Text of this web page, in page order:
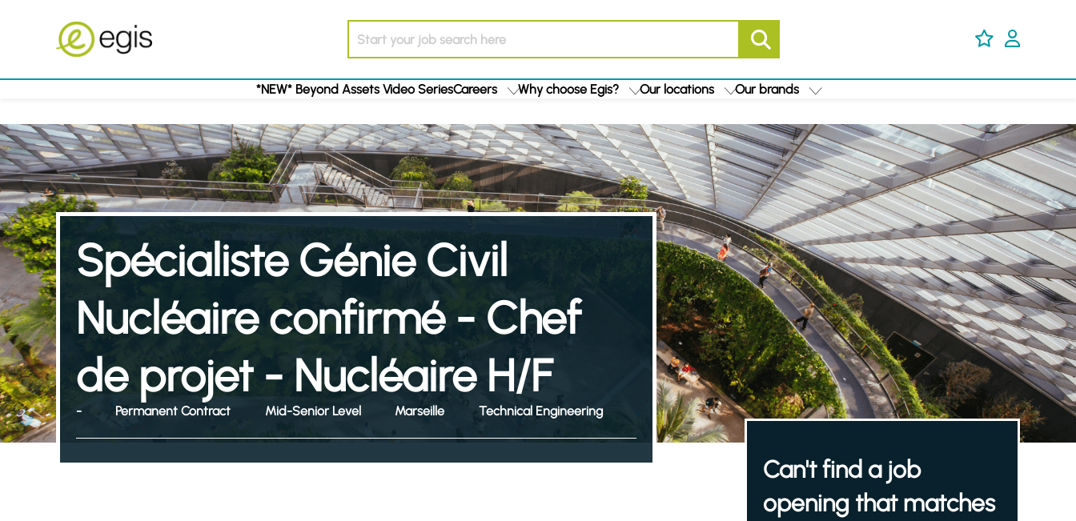
*NEW* Beyond Assets Video SeriesCareers Why choose Egis? Our locations Our brands
Spécialiste Génie Civil
Nucléaire confirmé - Chef
de projet - Nucléaire H/F
- Permanent Contract Mid-Senior Level Marseille Technical Engineering
Can't find a job
opening that matches